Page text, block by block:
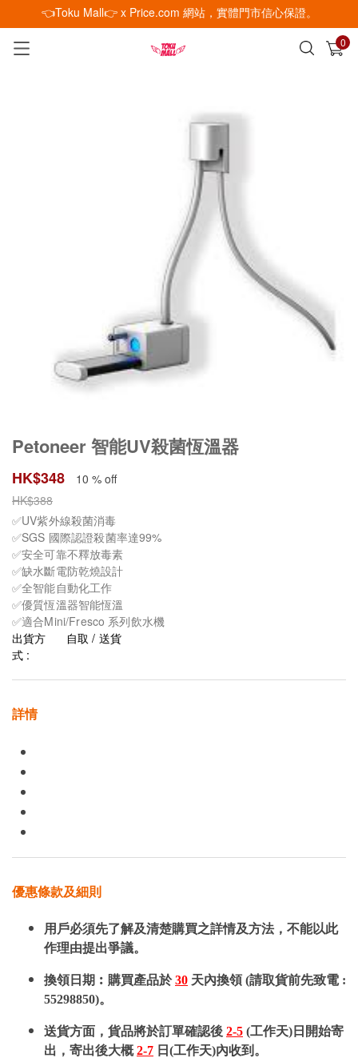
👈Toku Mall👉 x Price.com 網站，實體門市信心保證。
0
已加入購物車 查看
Petoneer 智能UV殺菌恆溫器
HK$348
10 % off
HK$388
✅UV紫外線殺菌消毒
✅SGS 國際認證殺菌率達99%
✅安全可靠不釋放毒素
✅缺水斷電防乾燒設計
✅全智能自動化工作
✅優質恆溫器智能恆溫
✅適合Mini/Fresco 系列飲水機
出貨方
式 :
自取 / 送貨
詳情
優惠條款及細則
用戶必須先了解及清楚購買之詳情及方法，不能以此
作理由提出爭議。
換領日期︰購買產品於30 天內換領 (請取貨前先致電 :
55298850)。
送貨方面，貨品將於訂單確認後 2-5 (工作天)日開始寄
出，寄出後大概2-7 日(工作天)內收到。